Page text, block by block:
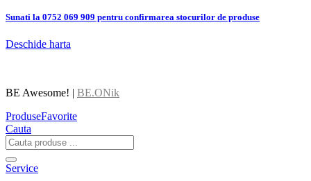
Sunati la 0752 069 909 pentru confirmarea stocurilor de produse
Deschide harta
BE Awesome! | BE.ONik
ProduseFavorite
Cauta
Service